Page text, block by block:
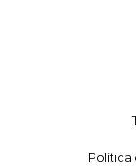
Política